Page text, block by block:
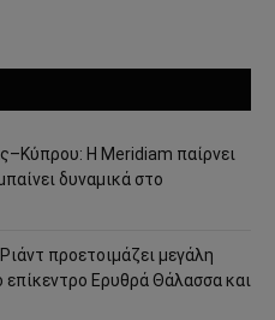
Η Meridiam παίρνει
δυναμικά στο
προετοιμάζει μεγάλη
επίκεντρο Ερυθρά Θάλασσα και